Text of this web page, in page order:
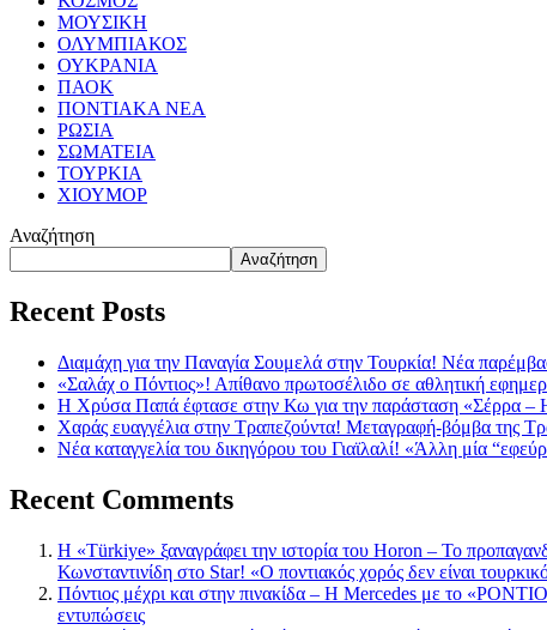
ΜΟΥΣΙΚΗ
ΟΛΥΜΠΙΑΚΟΣ
ΟΥΚΡΑΝΙΑ
ΠΑΟΚ
ΠΟΝΤΙΑΚΑ ΝΕΑ
ΡΩΣΙΑ
ΣΩΜΑΤΕΙΑ
ΤΟΥΡΚΙΑ
ΧΙΟΥΜΟΡ
Αναζήτηση
Αναζήτηση
Recent Posts
Διαμάχη για την Παναγία Σουμελά στην Τουρκία! Νέα
«Σαλάχ ο Πόντιος»! Απίθανο πρωτοσέλιδο σε αθλητική
Η Χρύσα Παπά έφτασε στην Κω για την παράσταση «Σέρρα –
Χαράς ευαγγέλια στην Τραπεζούντα! Μεταγραφή-βόμβα της
Νέα καταγγελία του δικηγόρου του Γιαϊλαλί! «Άλλη μία
Recent Comments
Η «Türkiye» ξαναγράφει την ιστορία του Horon – Το
Κωνσταντινίδη στο Star! «Ο ποντιακός χορός δεν είναι
Πόντιος μέχρι και στην πινακίδα – Η Mercedes με το
εντυπώσεις